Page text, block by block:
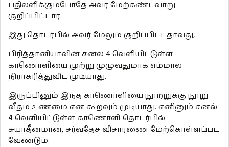
பதிலளிக்கும்போதே அவர் மேற்கண்டவாறு
குறிப்பிட்டார்.
இது தொடர்பில் அவர் மேலும் குறிப்பிட்டதாவது,
பிரித்தானியாவின் சனல் 4 வெளியிட்டுள்ள
காணொளியை முற்று முழுவதுமாக எம்மால்
நிராகரித்துவிட முடியாது.
இருப்பினும் இந்த காணொளியை நூற்றுக்கு நூறு
வீதம் உண்மை என கூறவும் முடியாது. எனினும் சனல்
4 வெளியிட்டுள்ள காணொளி தொடர்பில்
சுயாதீனமான, சர்வதேச விசாரணை மேற்கொள்ளப்பட
வேண்டும்.